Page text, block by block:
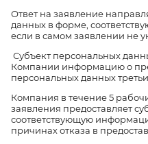
Ответ на заявление
данных в форме,
если в самом заявлении не
Субъект персональных
Компании информацию о
персональных данных
Компания в течение 5
заявления предоставляет
соответствующую
причинах отказа в